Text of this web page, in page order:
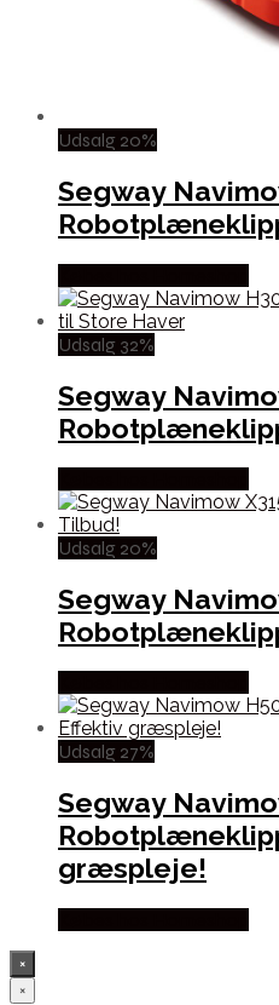
Udsalg 20%
Segway
Udsalg 32%
Segway
Udsalg 20%
Segway
Udsalg 27%
Segway
græspleje!
×
×